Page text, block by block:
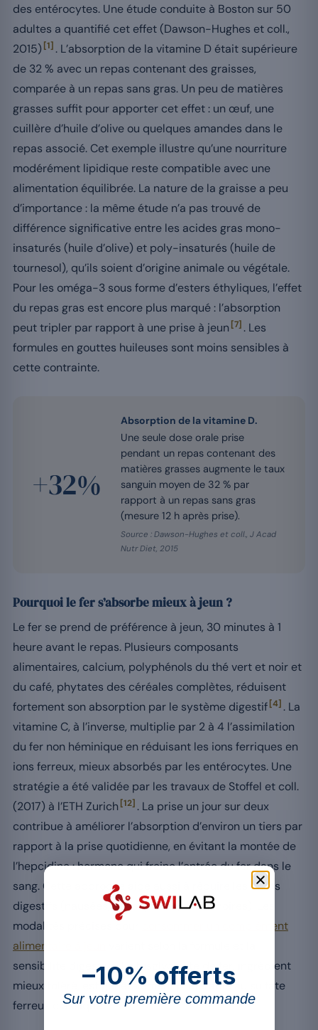
des entérocytes. Une étude conduite à Boston sur 50
adultes a quantifié cet effet (Dawson-Hughes et coll.,
2015) [1] . L’absorption de la vitamine D était supérieure
de 32 % avec un repas contenant des graisses,
comparée à un repas sans gras. Un peu de matières
grasses suffit pour apporter cet effet : un œuf, une
cuillère d’huile d’olive ou quelques amandes dans le
repas associé. Cet exemple illustre qu’une nourriture
modérément lipidique reste compatible avec une
alimentation équilibrée. La nature de la graisse a peu
d’importance : la même étude n’a pas trouvé de
différence significative entre les acides gras mono-
insaturés (huile d’olive) et poly-insaturés (huile de
tournesol), qu’ils soient d’origine animale ou végétale.
Pour les oméga-3 sous forme d’esters éthyliques, l’effet
du repas gras est encore plus marqué : l’absorption
peut tripler par rapport à une prise à jeun [7] . Les
formules en gouttes huileuses sont moins sensibles à
cette contrainte.
+32%
Absorption de la vitamine D.
Une seule dose orale prise
pendant un repas contenant des
matières grasses augmente le taux
sanguin moyen de 32 % par
rapport à un repas sans gras
(mesure 12 h après prise).
Source : Dawson-Hughes et coll., J Acad
Nutr Diet, 2015
Pourquoi le fer s’absorbe mieux à jeun ?
Le fer se prend de préférence à jeun, 30 minutes à 1
heure avant le repas. Plusieurs composants
alimentaires, calcium, polyphénols du thé vert et noir et
du café, phytates des céréales complètes, réduisent
fortement son absorption par le système digestif[4] . La
vitamine C, à l’inverse, multiplie par 2 à 4 l’assimilation
du fer non héminique en réduisant les ions ferriques en
ions ferreux, mieux absorbés par les entérocytes. Une
stratégie a été validée par les travaux de Stoffel et coll.
(2017) à l’ETH Zurich [12] . La prise un jour sur deux
contribue à améliorer l’absorption d’environ un tiers par
rapport à la prise quotidienne, en évitant la montée de
l’hepcidine : hormone qui freine l’entrée du fer dans le
sang. Cette approche aide aussi à réduire les effets
digestifs (nausées, constipation, selles noires). Les
modalités précises pour
consommer un complément
alimentaire à jeun
sensibilité digestive. Le bisglycinate de fer, ingrédient
mieux toléré, est généralement préférable au sulfate
ferreux classique.
–10% offerts
Sur votre première commande